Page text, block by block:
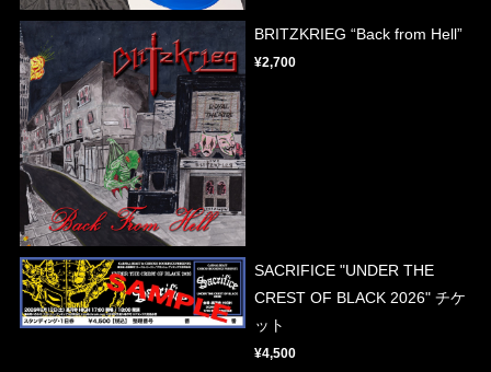
BRITZKRIEG “Back from Hell”
¥2,700
SACRIFICE "UNDER THE
CREST OF BLACK 2026" チケ
ット
¥4,500